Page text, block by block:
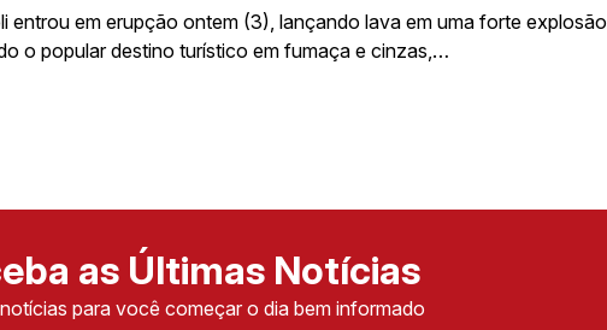
entrou em erupção ontem (3), lançando lava em uma forte explosão,
o popular destino turístico em fumaça e cinzas,…
as Últimas Notícias
para você começar o dia bem informado